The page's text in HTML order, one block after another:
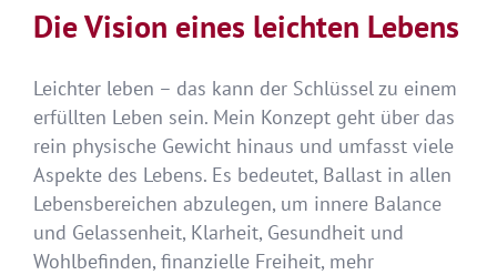
Die Vision eines leichten Lebens
Leichter leben – das kann der Schlüssel zu einem
erfüllten Leben sein. Mein Konzept geht über das
rein physische Gewicht hinaus und umfasst viele
Aspekte des Lebens. Es bedeutet, Ballast in allen
Lebensbereichen abzulegen, um innere Balance
und Gelassenheit, Klarheit, Gesundheit und
Wohlbefinden, finanzielle Freiheit, mehr